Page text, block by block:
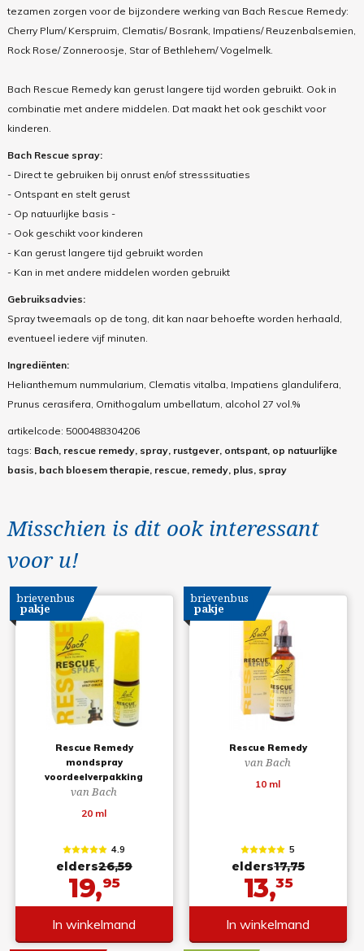
tezamen zorgen voor de bijzondere werking van Bach Rescue Remedy:
Cherry Plum/ Kerspruim, Clematis/ Bosrank, Impatiens/ Reuzenbalsemien,
Rock Rose/ Zonneroosje, Star of Bethlehem/ Vogelmelk.
Bach Rescue Remedy kan gerust langere tijd worden gebruikt. Ook in
combinatie met andere middelen. Dat maakt het ook geschikt voor
kinderen.
Bach Rescue spray:
- Direct te gebruiken bij onrust en/of stresssituaties
- Ontspant en stelt gerust
- Op natuurlijke basis -
- Ook geschikt voor kinderen
- Kan gerust langere tijd gebruikt worden
- Kan in met andere middelen worden gebruikt
Gebruiksadvies:
Spray tweemaals op de tong, dit kan naar behoefte worden herhaald,
eventueel iedere vijf minuten.
Ingrediënten:
Helianthemum nummularium, Clematis vitalba, Impatiens glandulifera,
Prunus cerasifera, Ornithogalum umbellatum, alcohol 27 vol.%
artikelcode: 5000488304206
tags: Bach, rescue remedy, spray, rustgever, ontspant, op natuurlijke
basis, bach bloesem therapie, rescue, remedy, plus, spray
Misschien is dit ook interessant
voor u!
Rescue Remedy
mondspray
voordeelverpakking
van Bach
20 ml
brievenbus
pakje
4.9
elders26,59
19,95
In winkelmand
Rescue Remedy
van Bach
10 ml
brievenbus
pakje
5
elders17,75
13,35
In winkelmand